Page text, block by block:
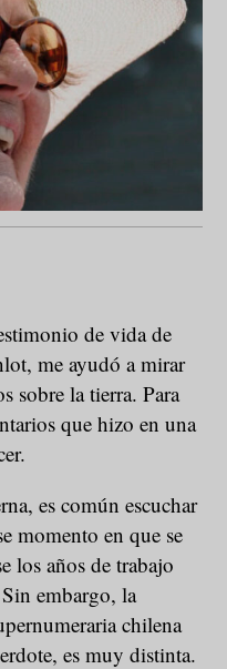
de vida de
me ayudó a mirar
sobre la tierra. Para
que hizo en una
es común escuchar
momento en que se
los años de trabajo
embargo, la
chilena
es muy distinta.